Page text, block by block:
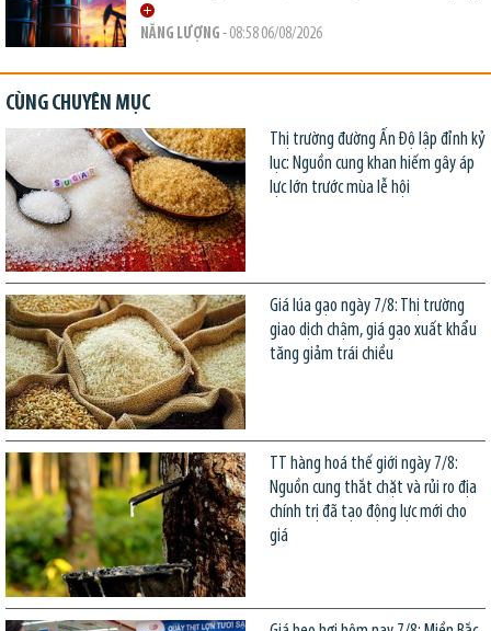
NĂNG LƯỢNG - 08:58 06/08/2026
CÙNG CHUYÊN MỤC
Thị trường đường Ấn Độ lập đỉnh kỷ
lục: Nguồn cung khan hiếm gây áp
lực lớn trước mùa lễ hội
Giá lúa gạo ngày 7/8: Thị trường
giao dịch chậm, giá gạo xuất khẩu
tăng giảm trái chiều
TT hàng hoá thế giới ngày 7/8:
Nguồn cung thắt chặt và rủi ro địa
chính trị đã tạo động lực mới cho
giá